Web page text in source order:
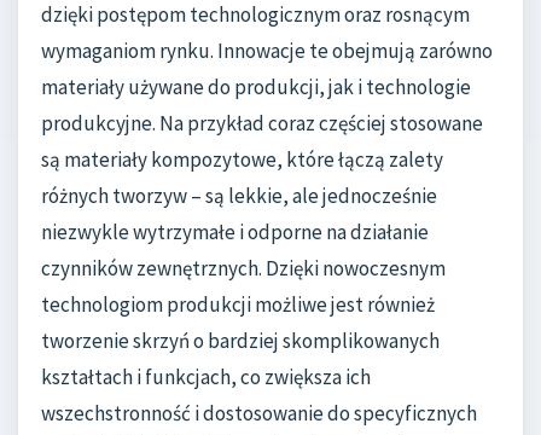
dzięki postępom technologicznym oraz rosnącym
wymaganiom rynku. Innowacje te obejmują zarówno
materiały używane do produkcji, jak i technologie
produkcyjne. Na przykład coraz częściej stosowane
są materiały kompozytowe, które łączą zalety
różnych tworzyw – są lekkie, ale jednocześnie
niezwykle wytrzymałe i odporne na działanie
czynników zewnętrznych. Dzięki nowoczesnym
technologiom produkcji możliwe jest również
tworzenie skrzyń o bardziej skomplikowanych
kształtach i funkcjach, co zwiększa ich
wszechstronność i dostosowanie do specyficznych